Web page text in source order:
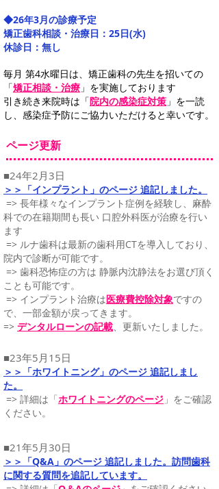
◆26年3月の診療予定
矯正歯科相談・治療日：25日(水)
休診日：無し
毎月 第4水曜日は、矯正歯科の先生を招いての
「矯正相談・治療 」を実施しております
引き続き来院時は「院内の感染症対策 」を一読
し、感染症予防にご協力いただけると幸いです。
ページ更新
■24年2月3日
＞＞「インプラント」のページ 追記しました。
​ => 長年様々なインプラント症例を経験し、麻酔
科での在籍期間も長い 口腔外科医が治療を行い
ます
=> ルナ歯科は最新の歯科用CTを導入しており、
院内で診断が可能です。
=> 歯科恐怖症の方は 静脈内沈静法をお選び頂く
ことも可能です。
=> インプラント治療は医療費控除対象ですの
で、一部金額が戻ってきます。
=> デンタルローンの記載、更新いたしました。
■23年5月15日
＞＞「ホワイトニング」のページ 追記しまし
た。
​ => 詳細は「ホワイトニングのページ 」をご確認
ください。
■21年5月30日
＞＞「Q&A」のページ 追記しました。訪問歯科
に関する質問を追記しています。